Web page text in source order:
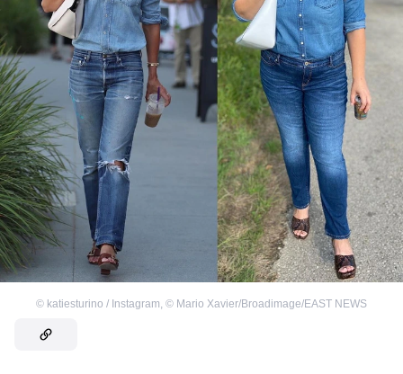
© katiesturino / Instagram, © Mario Xavier/Broadimage/EAST NEWS